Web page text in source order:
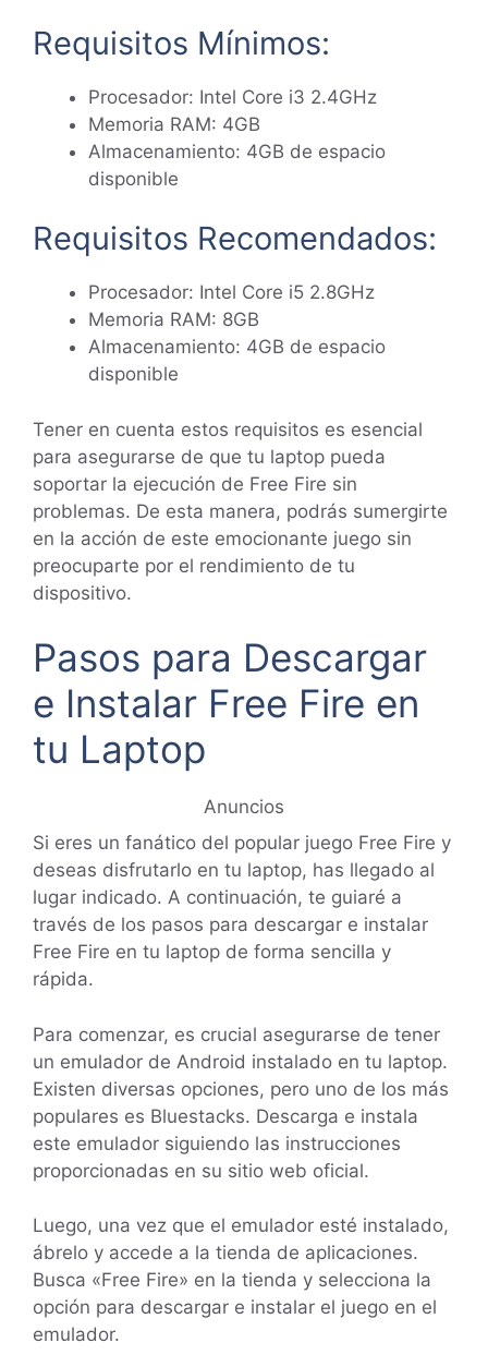
Requisitos Mínimos:
Procesador: Intel Core i3 2.4GHz
Memoria RAM: 4GB
Almacenamiento: 4GB de espacio
disponible
Requisitos Recomendados:
Procesador: Intel Core i5 2.8GHz
Memoria RAM: 8GB
Almacenamiento: 4GB de espacio
disponible
Tener en cuenta estos requisitos es esencial
para asegurarse de que tu laptop pueda
soportar la ejecución de Free Fire sin
problemas. De esta manera, podrás sumergirte
en la acción de este emocionante juego sin
preocuparte por el rendimiento de tu
dispositivo.
Pasos para Descargar
e Instalar Free Fire en
tu Laptop
Anuncios
Si eres un fanático del popular juego Free Fire y
deseas disfrutarlo en tu laptop, has llegado al
lugar indicado. A continuación, te guiaré a
través de los pasos para descargar e instalar
Free Fire en tu laptop de forma sencilla y
rápida.
Para comenzar, es crucial asegurarse de tener
un emulador de Android instalado en tu laptop.
Existen diversas opciones, pero uno de los más
populares es Bluestacks. Descarga e instala
este emulador siguiendo las instrucciones
proporcionadas en su sitio web oficial.
Luego, una vez que el emulador esté instalado,
ábrelo y accede a la tienda de aplicaciones.
Busca «Free Fire» en la tienda y selecciona la
opción para descargar e instalar el juego en el
emulador.